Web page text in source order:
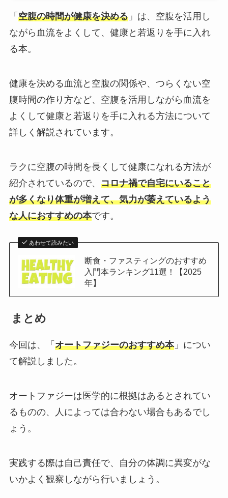
「 空腹の時間が健康を決める」は、空腹を活用し
ながら血流をよくして、健康と若返りを手に入れ
る本。
健康を決める血流と空腹の関係や、つらくない空
腹時間の作り方など、空腹を活用しながら血流を
よくして健康と若返りを手に入れる方法について
詳しく解説されています。
ラクに空腹の時間を長くして健康になれる方法が
紹介されているので、 コロナ禍で自宅にいること
が多くなり体重が増えて、気力が萎えているよう
な人におすすめの本です。
あわせて読みたい
断食・ファスティングのおすすめ
入門本ランキング11選！【2025
年】
まとめ
今回は、「 オートファジーのおすすめ本」につい
て解説しました。
オートファジーは医学的に根拠はあるとされてい
るものの、人によっては合わない場合もあるでし
ょう。
実践する際は自己責任で、自分の体調に異変がな
いかよく観察しながら行いましょう。